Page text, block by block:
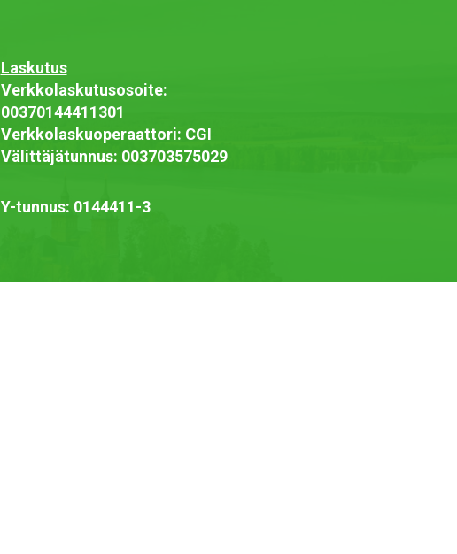
Laskutus
Verkkolaskutusosoite:
00370144411301
Verkkolaskuoperaattori: CGI
Välittäjätunnus: 003703575029
Y-tunnus: 0144411-3